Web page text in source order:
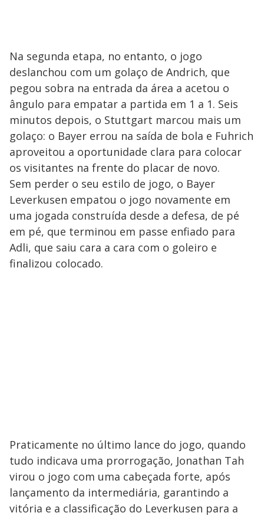
Na segunda etapa, no entanto, o jogo
deslanchou com um golaço de Andrich, que
pegou sobra na entrada da área a acetou o
ângulo para empatar a partida em 1 a 1. Seis
minutos depois, o Stuttgart marcou mais um
golaço: o Bayer errou na saída de bola e Fuhrich
aproveitou a oportunidade clara para colocar
os visitantes na frente do placar de novo.
Sem perder o seu estilo de jogo, o Bayer
Leverkusen empatou o jogo novamente em
uma jogada construída desde a defesa, de pé
em pé, que terminou em passe enfiado para
Adli, que saiu cara a cara com o goleiro e
finalizou colocado.
Praticamente no último lance do jogo, quando
tudo indicava uma prorrogação, Jonathan Tah
virou o jogo com uma cabeçada forte, após
lançamento da intermediária, garantindo a
vitória e a classificação do Leverkusen para a